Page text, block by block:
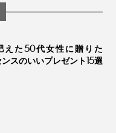
えた50代女性に贈りた
スのいいプレゼント15選